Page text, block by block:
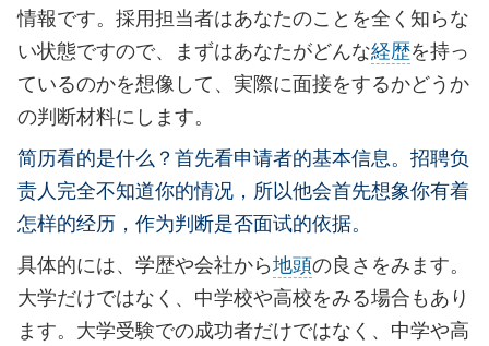
情報です。採用担当者はあなたのことを全く知らな
い状態ですので、まずはあなたがどんな経歴を持っ
ているのかを想像して、実際に面接をするかどうか
の判断材料にします。
简历看的是什么？首先看申请者的基本信息。招聘负
责人完全不知道你的情况，所以他会首先想象你有着
怎样的经历，作为判断是否面试的依据。
具体的には、学歴や会社から地頭の良さをみます。
大学だけではなく、中学校や高校をみる場合もあり
ます。大学受験での成功者だけではなく、中学や高